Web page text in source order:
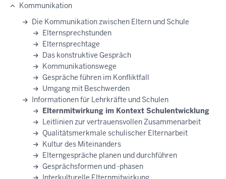
Hauptnavigation
Kommunikation
Die Kommunikation zwischen Eltern und Schule
Elternsprechstunden
Elternsprechtage
Das konstruktive Gespräch
Kommunikationswege
Gespräche führen im Konfliktfall
Umgang mit Beschwerden
Informationen für Lehrkräfte und Schulen
Elternmitwirkung im Kontext Schulentwicklung
Leitlinien zur vertrauensvollen Zusammenarbeit
Qualitätsmerkmale schulischer Elternarbeit
Kultur des Miteinanders
Elterngespräche planen und durchführen
Gesprächsformen und -phasen